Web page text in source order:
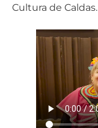
Cultura de Caldas.